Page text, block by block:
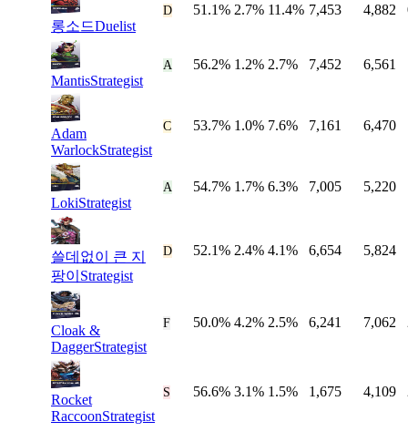
롱소드Duelist
D 51.1% 2.7% 11.4% 7,453 4,882
MantisStrategist
A 56.2% 1.2% 2.7% 7,452 6,561
Adam
WarlockStrategist
C 53.7% 1.0% 7.6% 7,161 6,470
LokiStrategist
A 54.7% 1.7% 6.3% 7,005 5,220
쓸데없이 큰 지
팡이 Strategist
D 52.1% 2.4% 4.1% 6,654 5,824
Cloak &
DaggerStrategist
F 50.0% 4.2% 2.5% 6,241 7,062
Rocket
RaccoonStrategist
S 56.6% 3.1% 1.5% 1,675 4,109